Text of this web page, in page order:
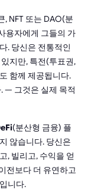
, NFT 또는 DAO(분
용자에게 그들의 가
. 당신은 전통적인
지만, 특전(투표권,
함께 제공됩니다.
— 그것은 실제 목적
(분산형 금융) 플
않습니다. 당신은
, 빌리고, 수익을 얻
전보다 더 유연하고
니다.